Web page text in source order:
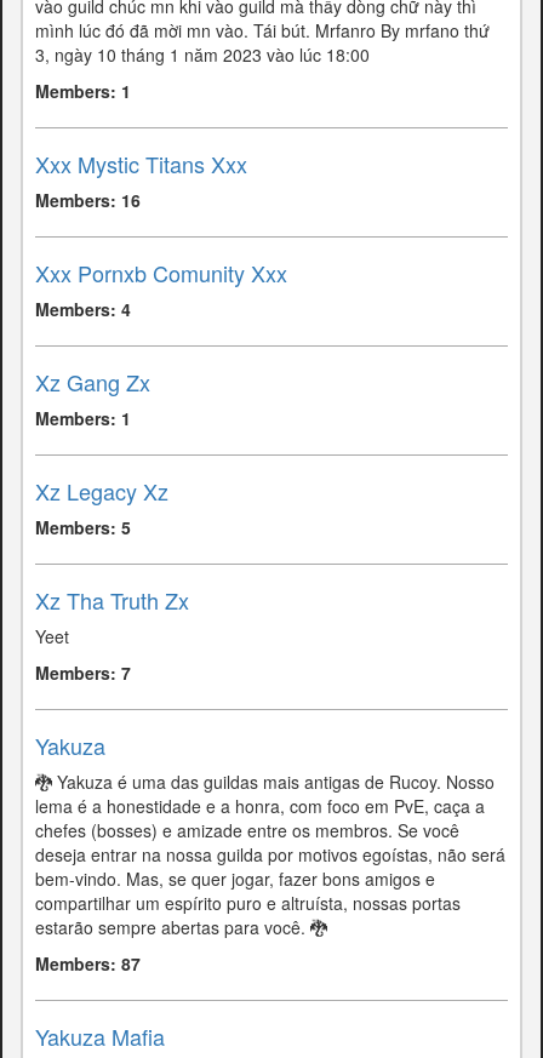
vào guild chúc mn khi vào guild mà thấy dòng chữ này thì
mình lúc đó đã mời mn vào. Tái bút. Mrfanro By mrfano thứ
3, ngày 10 tháng 1 năm 2023 vào lúc 18:00
Members: 1
Xxx Mystic Titans Xxx
Members: 16
Xxx Pornxb Comunity Xxx
Members: 4
Xz Gang Zx
Members: 1
Xz Legacy Xz
Members: 5
Xz Tha Truth Zx
Yeet
Members: 7
Yakuza
🐉 Yakuza é uma das guildas mais antigas de Rucoy. Nosso
lema é a honestidade e a honra, com foco em PvE, caça a
chefes (bosses) e amizade entre os membros. Se você
deseja entrar na nossa guilda por motivos egoístas, não será
bem-vindo. Mas, se quer jogar, fazer bons amigos e
compartilhar um espírito puro e altruísta, nossas portas
estarão sempre abertas para você. 🐉
Members: 87
Yakuza Mafia